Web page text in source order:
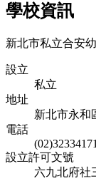
學校資訊
新北市私立合安
設立
私立
地址
新北市永和
電話
(02)32334171
設立許可文號
六九北府社